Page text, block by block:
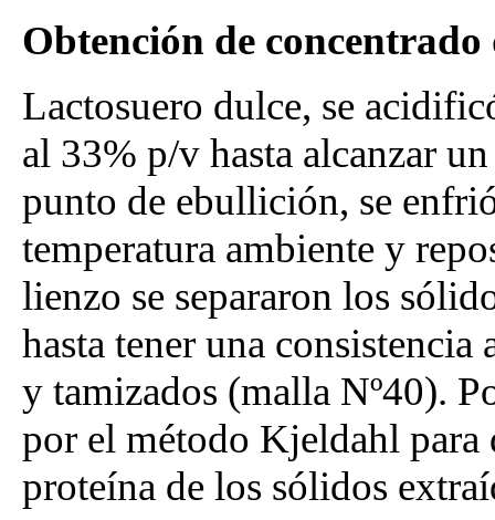
Obtención de concentrado
Lactosuero dulce, se
al 33% p/v hasta alcanzar
punto de ebullición, se
temperatura ambiente y
lienzo se separaron los
hasta tener una consistencia
y tamizados (malla Nº40).
por el método Kjeldahl para
proteína de los sólidos